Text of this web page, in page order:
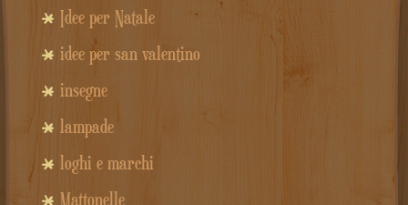
Idee per Natale
idee per san valentino
insegne
lampade
loghi e marchi
Mattonelle